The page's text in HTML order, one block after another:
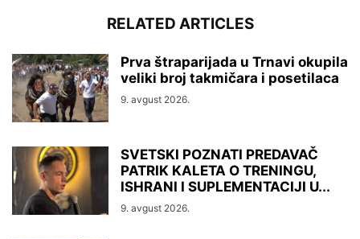
RELATED ARTICLES
Prva štraparijada u Trnavi okupila
veliki broj takmičara i posetilaca
9. avgust 2026.
SVETSKI POZNATI PREDAVAČ
PATRIK KALETA O TRENINGU,
ISHRANI I SUPLEMENTACIJI U...
9. avgust 2026.